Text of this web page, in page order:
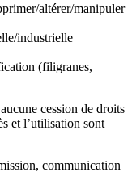
altérer/manipuler
industrielle
(filigranes,
cession de droits
et l’utilisation sont
communication